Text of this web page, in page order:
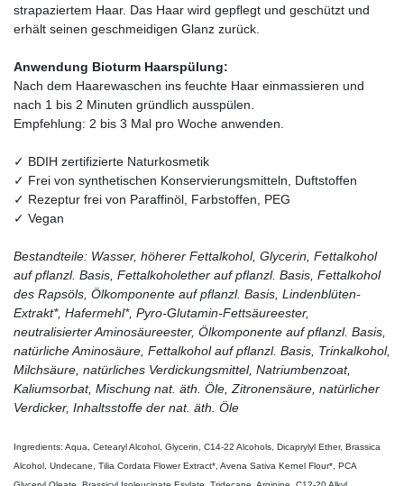
strapaziertem Haar. Das Haar wird gepflegt und geschützt und
erhält seinen geschmeidigen Glanz zurück.
Anwendung Bioturm Haarspülung:
Nach dem Haarewaschen ins feuchte Haar einmassieren und
nach 1 bis 2 Minuten gründlich ausspülen.
Empfehlung: 2 bis 3 Mal pro Woche anwenden.
✓ BDIH zertifizierte Naturkosmetik
✓ Frei von synthetischen Konservierungsmitteln, Duftstoffen
✓ Rezeptur frei von Paraffinöl, Farbstoffen, PEG
✓ Vegan
Bestandteile: Wasser, höherer Fettalkohol, Glycerin, Fettalkohol
auf pflanzl. Basis, Fettalkoholether auf pflanzl. Basis, Fettalkohol
des Rapsöls, Ölkomponente auf pflanzl. Basis, Lindenblüten-
Extrakt*, Hafermehl*, Pyro-Glutamin-Fettsäureester,
neutralisierter Aminosäureester, Ölkomponente auf pflanzl. Basis,
natürliche Aminosäure, Fettalkohol auf pflanzl. Basis, Trinkalkohol,
Milchsäure, natürliches Verdickungsmittel, Natriumbenzoat,
Kaliumsorbat, Mischung nat. äth. Öle, Zitronensäure, natürlicher
Verdicker, Inhaltsstoffe der nat. äth. Öle
Ingredients: Aqua, Cetearyl Alcohol, Glycerin, C14-22 Alcohols, Dicaprylyl Ether, Brassica
Alcohol, Undecane, Tilia Cordata Flower Extract*, Avena Sativa Kernel Flour*, PCA